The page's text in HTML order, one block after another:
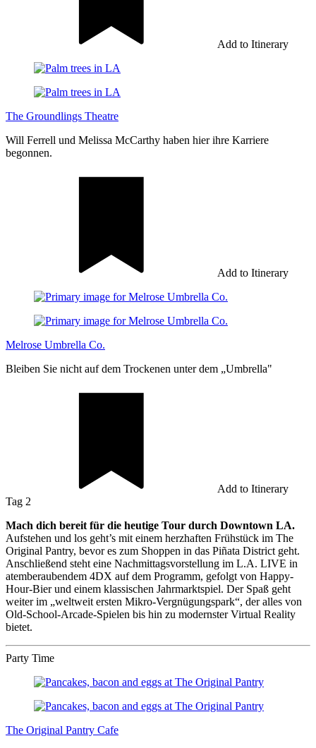
Add to Itinerary
The Groundlings Theatre
Will Ferrell und Melissa McCarthy haben hier ihre Karriere
begonnen.
Add to Itinerary
Melrose Umbrella Co.
Bleiben Sie nicht auf dem Trockenen unter dem „Umbrella"
Add to Itinerary
Tag 2
Mach dich bereit für die heutige Tour durch Downtown LA.
Aufstehen und los geht’s mit einem herzhaften Frühstück im The
Original Pantry, bevor es zum Shoppen in das Piñata District geht.
Anschließend steht eine Nachmittagsvorstellung im L.A. LIVE in
atemberaubendem 4DX auf dem Programm, gefolgt von Happy-
Hour-Bier und einem klassischen Jahrmarktspiel. Der Spaß geht
weiter im „weltweit ersten Mikro-Vergnügungspark“, der alles von
Old-School-Arcade-Spielen bis hin zu modernster Virtual Reality
bietet.
Party Time
The Original Pantry Cafe